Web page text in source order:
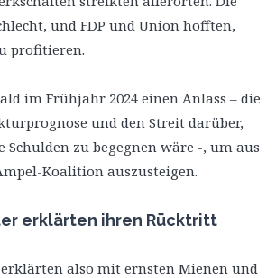
und FDP und Union hofften,
profitieren.
im Frühjahr 2024 einen Anlass – die
und den Streit darüber,
Schulden zu begegnen wäre -, um aus
Koalition auszusteigen.
erklärten ihren Rücktritt
also mit ernsten Mienen und